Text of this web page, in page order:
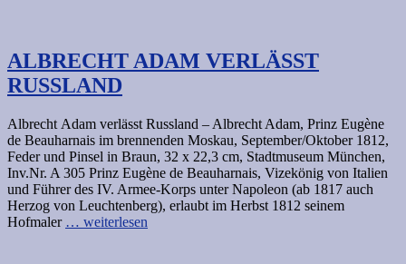
ALBRECHT ADAM VERLÄSST
RUSSLAND
Albrecht Adam verlässt Russland – Albrecht Adam, Prinz Eugène
de Beauharnais im brennenden Moskau, September/Oktober 1812,
Feder und Pinsel in Braun, 32 x 22,3 cm, Stadtmuseum München,
Inv.Nr. A 305 Prinz Eugène de Beauharnais, Vizekönig von Italien
und Führer des IV. Armee-Korps unter Napoleon (ab 1817 auch
Herzog von Leuchtenberg), erlaubt im Herbst 1812 seinem
Hofmaler … weiterlesen